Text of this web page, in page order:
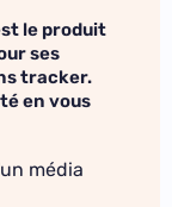
le produit
ses
tracker.
en vous
média